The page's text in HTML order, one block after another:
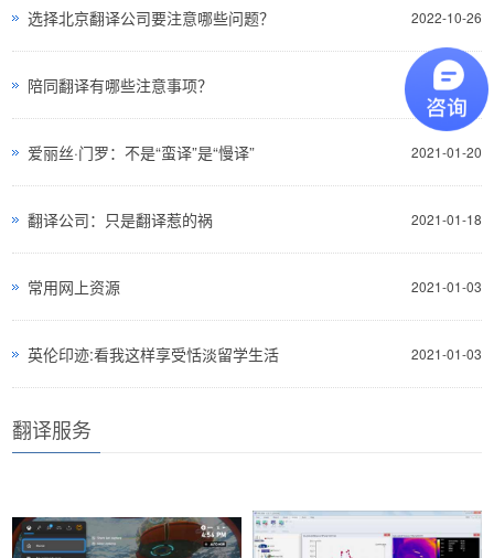
2022-10-26
选择北京翻译公司要注意哪些问题？
2021-06-22
陪同翻译有哪些注意事项？
2021-01-20
爱丽丝·门罗：不是“蛮译”是“慢译”
2021-01-18
翻译公司：只是翻译惹的祸
2021-01-03
常用网上资源
2021-01-03
英伦印迹:看我这样享受恬淡留学生活
翻译服务